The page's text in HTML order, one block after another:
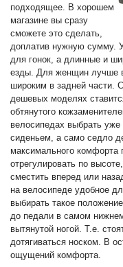
Вакансии
Контакты
Оставить
отзыв
Консультация
по
шинам
подходящее. В хорошем
магазине вы сразу
сможете это сделать,
доплатив нужную сумму.
для гонок, а длинные и
езды. Для женщин лучше
широким в задней части.
дешевых моделях
обтянутого
велосипедах выбрать
сиденьем, а само седло
максимального
отрегулировать по
сместить вперед или
на велосипеде удобное
выбирать такое
до педали в самом
вытянутой ногой. Т.е.
дотягиваться носком. В
ощущений комфорта.